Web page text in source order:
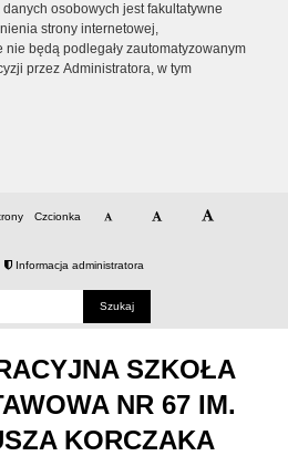
osobowych jest fakultatywne
strony internetowej,
będą podlegały zautomatyzowanym
przez Administratora, w tym
Czcionka
Informacja administratora
SZKOŁA
NR 67 IM.
KORCZAKA